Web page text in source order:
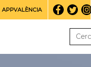
APPVALÈNCIA